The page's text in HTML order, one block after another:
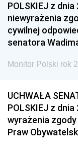
POLSKIEJ z
niewyrażenia
cywilnej
senatora
Monitor Polski rok
UCHWAŁA
POLSKIEJ z
wyrażenia
Praw